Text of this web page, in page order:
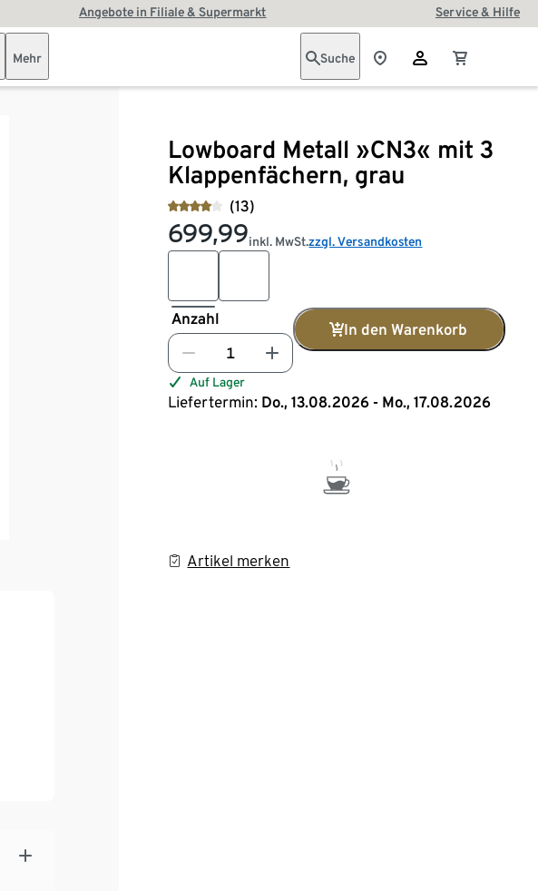
Angebote in Filiale & Supermarkt Service & Hilfe
Mehr Suche
Lowboard Metall »CN3« mit 3
Klappenfächern, grau
(13)
699,99inkl. MwSt.zzgl. Versandkosten
Anzahl
In den Warenkorb
Auf Lager
Liefertermin: Do., 13.08.2026 - Mo., 17.08.2026
Artikel merken